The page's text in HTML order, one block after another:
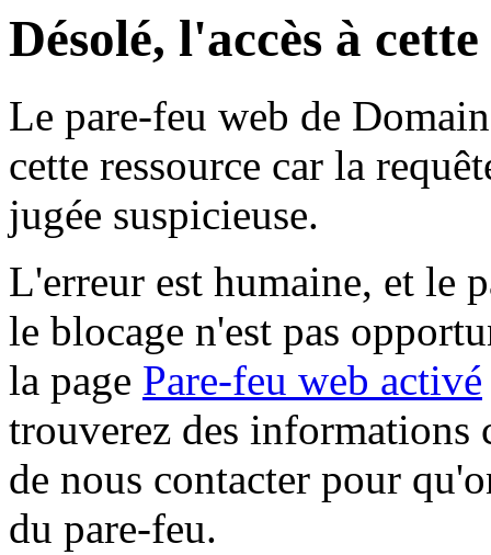
Désolé, l'accès à
Le pare-feu web de
cette ressource car la
jugée suspicieuse.
L'erreur est humaine, et le
le blocage n'est pas
la page Pare-feu web activé
trouverez des informations
de nous contacter pour
du pare-feu.